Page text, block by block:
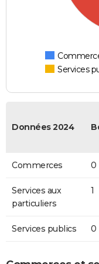
Services
Données 2024
Commerces 0
Services aux
particuliers
1
Services publics 0